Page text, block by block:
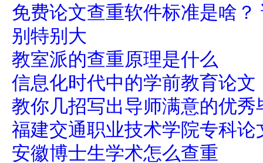
免费论文查重软件标准是啥
别特别大
教室派的查重原理是什么
信息化时代中的学前教育论文
教你几招写出导师满意的优秀
福建交通职业技术学院专科
安徽博士生学术怎么查重